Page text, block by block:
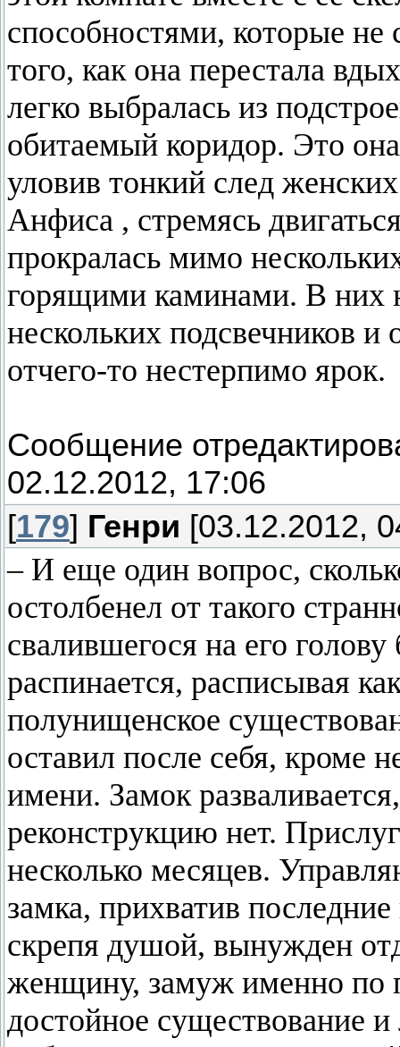
способностями, которые не
того, как она перестала
легко выбралась из
обитаемый коридор. Это
уловив тонкий след
Анфиса , стремясь
прокралась мимо
горящими каминами. В них
нескольких подсвечников и
отчего-то нестерпимо ярок.
Сообщение
02.12.2012, 17:06
[179] Генри [03.12.2012,
– И еще один вопрос,
остолбенел от такого
свалившегося на его
распинается, расписывая
полунищенское
оставил после себя, кроме
имени. Замок
реконструкцию нет.
несколько месяцев.
замка, прихватив
скрепя душой, вынужден
женщину, замуж именно по
достойное существование и